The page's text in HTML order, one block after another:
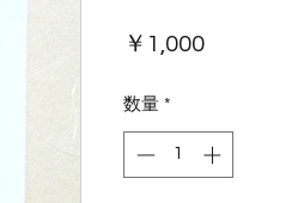
￥1,000価
数量 *